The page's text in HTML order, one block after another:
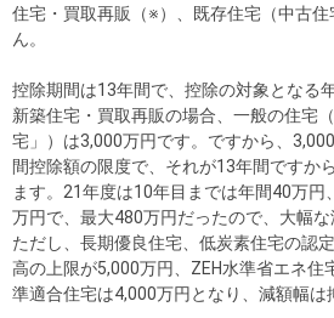
住宅・買取再販（※）、既存住宅（中古
ん。
控除期間は13年間で、控除の対象となる
新築住宅・買取再販の場合、一般の住宅
宅」）は3,000万円です。ですから、
間控除額の限度で、それが13年間ですか
ます。21年度は10年目までは年間40万円
万円で、最大480万円だったので、大幅な
ただし、長期優良住宅、低炭素住宅の認
高の上限が5,000万円、ZEH水準省エネ住
準適合住宅は4,000万円となり、減額幅は